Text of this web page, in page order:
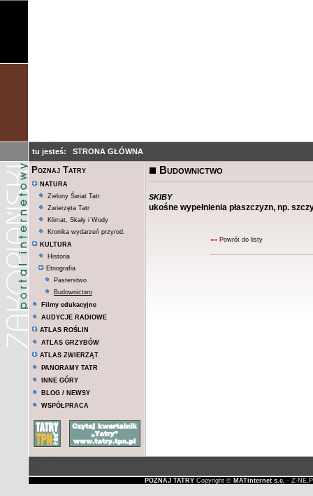
tu jesteś: STRONA GŁÓWNA
Poznaj Tatry
NATURA
Zielony Świat Tatr
Zwierzęta Tatr
Klimat, Skały i Wody
Kronika wydarzeń przyrod.
KULTURA
Historia
Etnografia
Pasterstwo
Budownictwo
Filmy edukacyjne
AUDYCJE RADIOWE
ATLAS ROŚLIN
ATLAS GRZYBÓW
ATLAS ZWIERZĄT
PANORAMY TATR
INNE GÓRY
BLOG / NEWSY
WSPÓŁPRACA
Budownictwo
skiby
ukośne wypełnienia płaszczyzn, np.
«« Powrót do listy
POZNAJ TATRYCopyright © MATinternet s.c. - Z-